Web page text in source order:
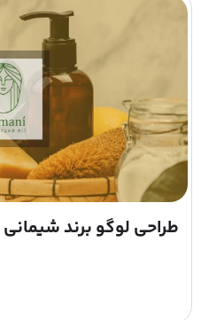
طراحی لوگو برند شیمانی